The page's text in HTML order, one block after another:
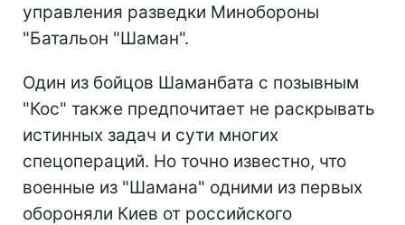
управления разведки Минобороны
"Батальон "Шаман".
Один из бойцов Шаманбата с позывным
"Кос" также предпочитает не раскрывать
истинных задач и сути многих
спецопераций. Но точно известно, что
военные из "Шамана" одними из первых
обороняли Киев от российского